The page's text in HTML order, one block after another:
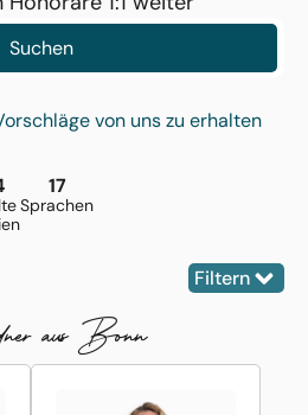
Suchen
von uns zu erhalten
Sprachen
17
Filtern
aus Bonn